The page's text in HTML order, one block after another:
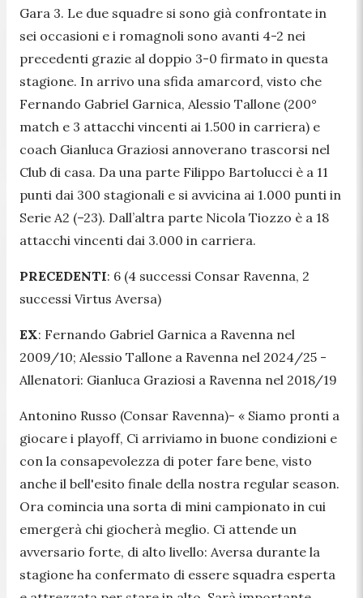
Gara 3. Le due squadre si sono già confrontate in
sei occasioni e i romagnoli sono avanti 4-2 nei
precedenti grazie al doppio 3-0 firmato in questa
stagione. In arrivo una sfida amarcord, visto che
Fernando Gabriel Garnica, Alessio Tallone (200°
match e 3 attacchi vincenti ai 1.500 in carriera) e
coach Gianluca Graziosi annoverano trascorsi nel
Club di casa. Da una parte Filippo Bartolucci è a 11
punti dai 300 stagionali e si avvicina ai 1.000 punti in
Serie A2 (–23). Dall’altra parte Nicola Tiozzo è a 18
attacchi vincenti dai 3.000 in carriera.
PRECEDENTI: 6 (4 successi Consar Ravenna, 2
successi Virtus Aversa)
EX: Fernando Gabriel Garnica a Ravenna nel
2009/10; Alessio Tallone a Ravenna nel 2024/25 -
Allenatori: Gianluca Graziosi a Ravenna nel 2018/19
Antonino Russo (Consar Ravenna)- « Siamo pronti a
giocare i playoff, Ci arriviamo in buone condizioni e
con la consapevolezza di poter fare bene, visto
anche il bell'esito finale della nostra regular season.
Ora comincia una sorta di mini campionato in cui
emergerà chi giocherà meglio. Ci attende un
avversario forte, di alto livello: Aversa durante la
stagione ha confermato di essere squadra esperta